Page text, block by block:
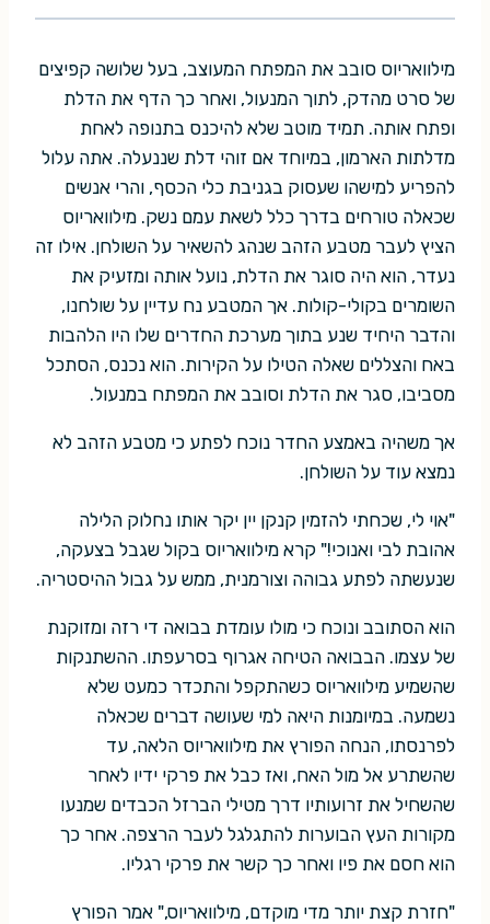
מילוואריוס סובב את המפתח המעוצב, בעל שלושה קפיצים
של סרט מהדק, לתוך המנעול, ואחר כך הדף את הדלת
ופתח אותה. תמיד מוטב שלא להיכנס בתנופה לאחת
מדלתות הארמון, במיוחד אם זוהי דלת שננעלה. אתה עלול
להפריע למישהו שעסוק בגניבת כלי הכסף, והרי אנשים
שכאלה טורחים בדרך כלל לשאת עמם נשק. מילוואריוס
הציץ לעבר מטבע הזהב שנהג להשאיר על השולחן. אילו זה
נעדר, הוא היה סוגר את הדלת, נועל אותה ומזעיק את
השומרים בקולי-קולות. אך המטבע נח עדיין על שולחנו,
והדבר היחיד שנע בתוך מערכת החדרים שלו היו הלהבות
באח והצללים שאלה הטילו על הקירות. הוא נכנס, הסתכל
מסביבו, סגר את הדלת וסובב את המפתח במנעול.
אך משהיה באמצע החדר נוכח לפתע כי מטבע הזהב לא
נמצא עוד על השולחן.
"אוי לי, שכחתי להזמין קנקן יין יקר אותו נחלוק הלילה
אהובת לבי ואנוכי!" קרא מילוואריוס בקול שגבל בצעקה,
שנעשתה לפתע גבוהה וצורמנית, ממש על גבול ההיסטריה.
הוא הסתובב ונוכח כי מולו עומדת בבואה די רזה ומזוקנת
של עצמו. הבבואה הטיחה אגרוף בסרעפתו. ההשתנקות
שהשמיע מילוואריוס כשהתקפל והתכדר כמעט שלא
נשמעה. במיומנות היאה למי שעושה דברים שכאלה
לפרנסתו, הנחה הפורץ את מילוואריוס הלאה, עד
שהשתרע אל מול האח, ואז כבל את פרקי ידיו לאחר
שהשחיל את זרועותיו דרך מטילי הברזל הכבדים שמנעו
מקורות העץ הבוערות להתגלגל לעבר הרצפה. אחר כך
הוא חסם את פיו ואחר כך קשר את פרקי רגליו.
"חזרת קצת יותר מדי מוקדם, מילוואריוס," אמר הפורץ